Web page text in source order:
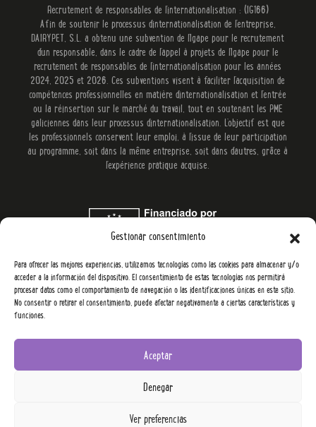
Gestionar consentimiento
Para ofrecer las mejores experiencias, utilizamos tecnologías como las cookies para almacenar y/o
acceder a la información del dispositivo. El consentimiento de estas tecnologías nos permitirá
procesar datos como el comportamiento de navegación o las identificaciones únicas en este sitio.
No consentir o retirar el consentimiento, puede afectar negativamente a ciertas características y
funciones.
Aceptar
Denegar
Ver preferencias
Recrutement de responsables de l'internationalisation : (IG166)
Afin de soutenir le processus d'internationalisation de l'entreprise,
DAIRYPET, S.L. a obtenu une subvention de l'Igape pour le recrutement
d'un responsable, dans le cadre de l'appel à projets de l'Igape pour le
recrutement de responsables de l'internationalisation pour les années
2024, 2025 et 2026. Ces subventions visent à faciliter l'acquisition de
compétences professionnelles en matière d'internationalisation et l'entrée
ou la réinsertion sur le marché du travail, tout en soutenant les PME
galiciennes dans leur processus d'internationalisation. L'objectif est que
les professionnels conservent leur emploi, à l'issue de leur participation
au programme, soit dans la même entreprise, soit dans d'autres, grâce à
l'expérience pratique acquise.
YowUp 2026.
Politique de confidentialité
Politique en matière de cookies